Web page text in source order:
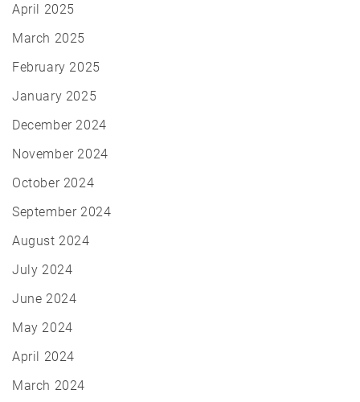
April 2025
March 2025
February 2025
January 2025
December 2024
November 2024
October 2024
September 2024
August 2024
July 2024
June 2024
May 2024
April 2024
March 2024